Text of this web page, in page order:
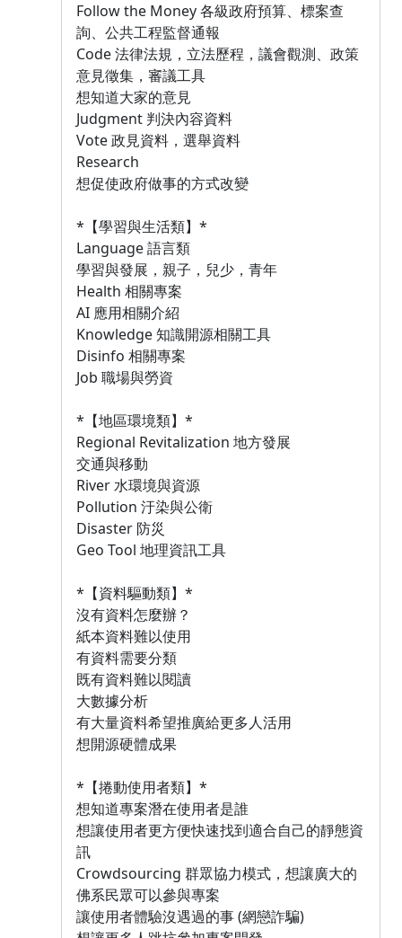
Follow the Money 各級政府預算、標案查
詢、公共工程監督通報
Code 法律法規，立法歷程，議會觀測、政策
意見徵集，審議工具
想知道大家的意見
Judgment 判決內容資料
Vote 政見資料，選舉資料
Research
想促使政府做事的方式改變
*【學習與生活類】*
Language 語言類
學習與發展，親子，兒少，青年
Health 相關專案
AI 應用相關介紹
Knowledge 知識開源相關工具
Disinfo 相關專案
Job 職場與勞資
*【地區環境類】*
Regional Revitalization 地方發展
交通與移動
River 水環境與資源
Pollution 汙染與公衛
Disaster 防災
Geo Tool 地理資訊工具
*【資料驅動類】*
沒有資料怎麼辦？
紙本資料難以使用
有資料需要分類
既有資料難以閱讀
大數據分析
有大量資料希望推廣給更多人活用
想開源硬體成果
*【捲動使用者類】*
想知道專案潛在使用者是誰
想讓使用者更方便快速找到適合自己的靜態資
訊
Crowdsourcing 群眾協力模式，想讓廣大的
佛系民眾可以參與專案
讓使用者體驗沒遇過的事 (網戀詐騙)